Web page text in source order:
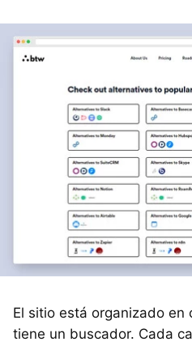
El sitio está organizado en
tiene un buscador. Cada